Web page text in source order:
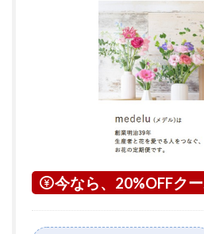
羽村
市に
つい
て
今なら、20%OFFク